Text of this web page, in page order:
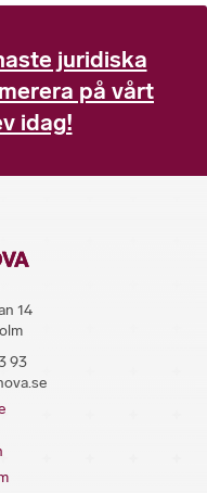
juridiska
på vårt
idag!
14
93